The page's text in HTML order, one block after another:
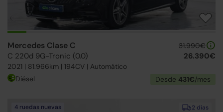
Mercedes Clase C
C 220d 9G-Tronic (0.0)
2021 | 81.966km | 194CV | Automático
31.990€
26.390€
Diésel Desde 431€/mes
2 días
4 ruedas nuevas